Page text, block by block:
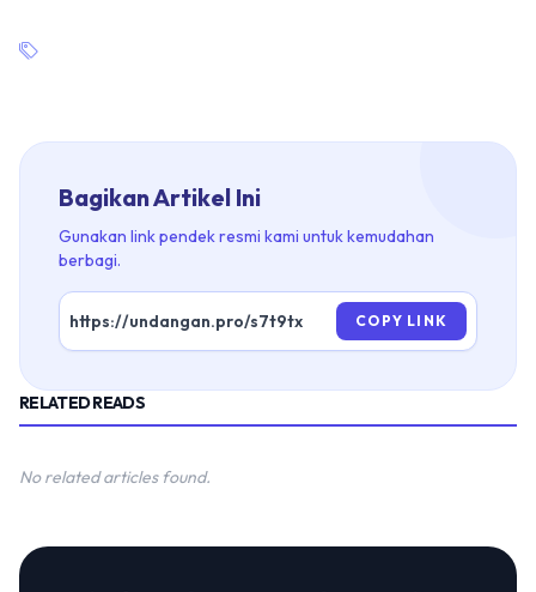
Bagikan Artikel Ini
Gunakan link pendek resmi kami untuk kemudahan
berbagi.
COPY LINK
RELATED READS
No related articles found.